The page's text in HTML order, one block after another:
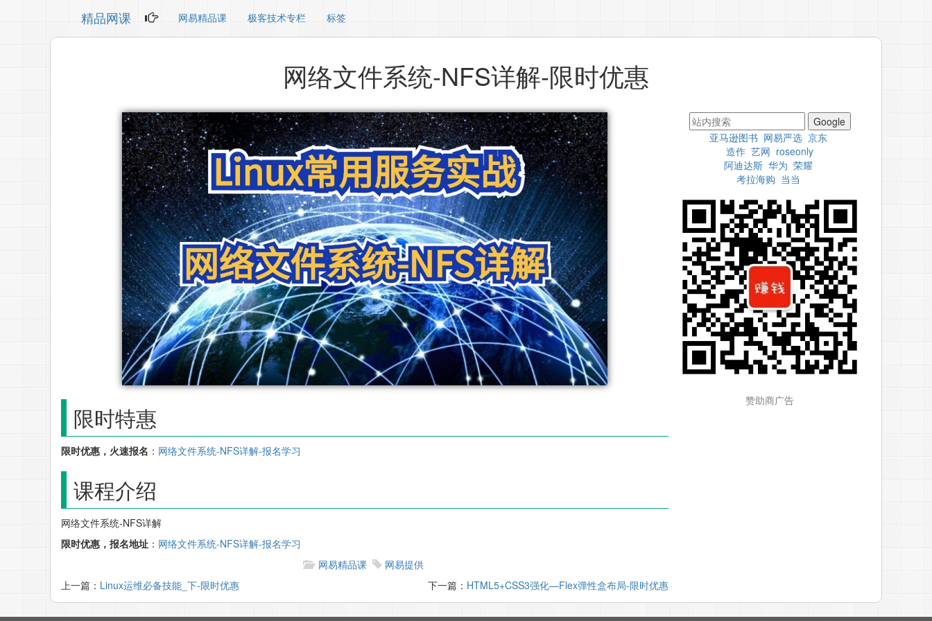
精品网课 网易精品课 极客技术专栏 标签
网络文件系统-NFS详解-限时优惠
限时特惠
限时优惠，火速报名 ： 网络文件系统-NFS详解-报名学习
课程介绍
网络文件系统-NFS详解
限时优惠，报名地址 ： 网络文件系统-NFS详解-报名学习
网易精品课
网易提供
上一篇： Linux运维必备技能_下-限时优惠 下一篇： HTML5+CSS3强化—Flex弹性盒布局-限时优惠
Google
亚马逊图书 网易严选 京东
造作 艺网 roseonly
阿迪达斯 华为 荣耀
考拉海购 当当
赞助商广告